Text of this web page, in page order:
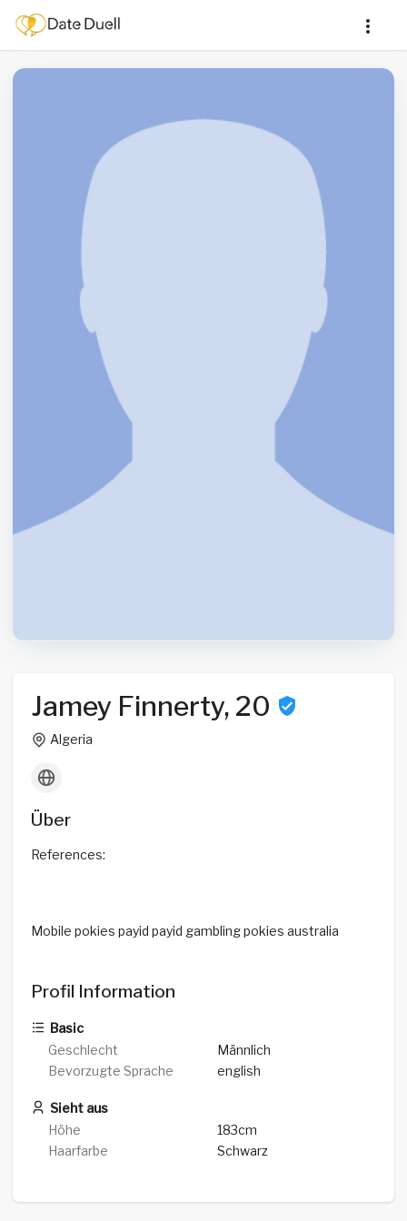
Jamey Finnerty, 20
Algeria
Über
References:
Mobile pokies payid payid gambling pokies australia
Profil Information
Basic
Geschlecht
Männlich
Bevorzugte Sprache
english
Sieht aus
Höhe
183cm
Haarfarbe
Schwarz